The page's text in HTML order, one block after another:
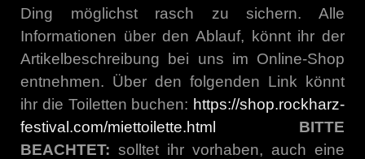
Ding möglichst rasch zu sichern. Alle
Informationen über den Ablauf, könnt ihr der
Artikelbeschreibung bei uns im Online-Shop
entnehmen. Über den folgenden Link könnt
ihr die Toiletten buchen: https://shop.rockharz-
festival.com/miettoilette.html
BITTE
BEACHTET: solltet ihr vorhaben, auch eine